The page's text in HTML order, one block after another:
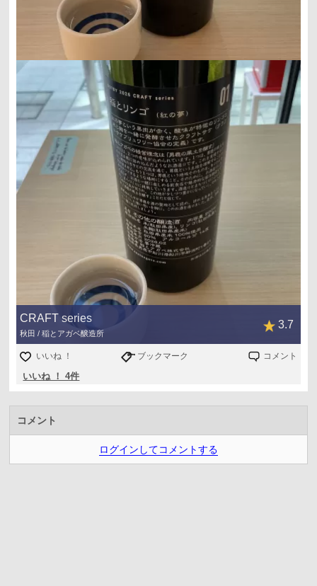
CRAFT series
秋田 / 稲とアガベ醸造所
3.7
いいね ！ ブックマーク コメント
いいね ！ 4件
コメント
ログインしてコメントする